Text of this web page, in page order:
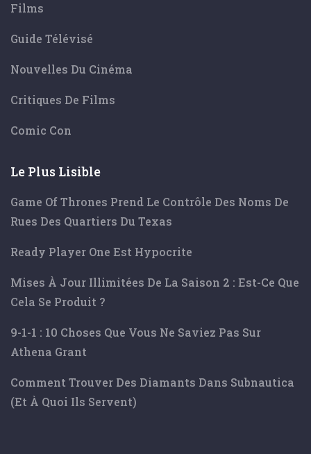
Films
Guide Télévisé
Nouvelles Du Cinéma
Critiques De Films
Comic Con
Le Plus Lisible
Game Of Thrones Prend Le Contrôle Des Noms De
Rues Des Quartiers Du Texas
Ready Player One Est Hypocrite
Mises À Jour Illimitées De La Saison 2 : Est-Ce Que
Cela Se Produit ?
9-1-1 : 10 Choses Que Vous Ne Saviez Pas Sur
Athena Grant
Comment Trouver Des Diamants Dans Subnautica
(et À Quoi Ils Servent)